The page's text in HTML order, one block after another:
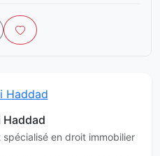
Haddad
spécialisé en droit immobilier